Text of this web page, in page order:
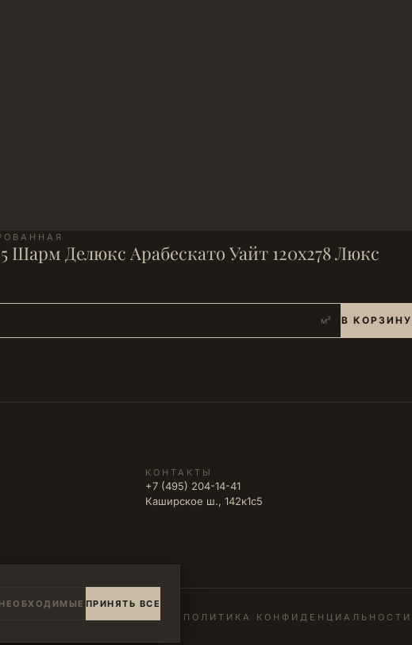
Шарм Делюкс Арабескато Уайт 120х278 Люкс
м² В КОРЗИНУ
КОНТАКТЫ
+7 (495) 204-14-41
Каширское ш., 142к1с5
ПОЛИТИКА КОНФИДЕНЦИАЛЬНОСТИ
ПРИНЯТЬ ВСЕ